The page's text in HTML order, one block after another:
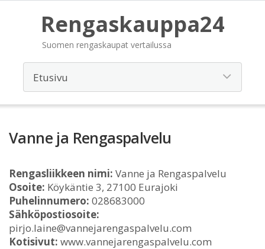
Rengaskauppa24
Suomen rengaskaupat vertailussa
Vanne ja Rengaspalvelu
Rengasliikkeen nimi: Vanne ja Rengaspalvelu
Osoite: Köykäntie 3, 27100 Eurajoki
Puhelinnumero: 028683000
Sähköpostiosoite:
pirjo.laine@vannejarengaspalvelu.com
Kotisivut: www.vannejarengaspalvelu.com